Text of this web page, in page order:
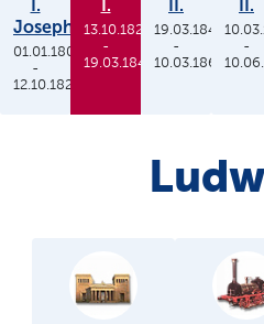
I.
Joseph
01.01.1806
-
12.10.1825
I.
13.10.1825
-
19.03.1848
II.
19.03.1848
-
10.03.1864
II.
-